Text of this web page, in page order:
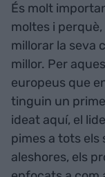
És molt
moltes i
millorar la seva
millor. Per
europeus que
tinguin un
ideat aquí, el
pimes a tots
aleshores, els